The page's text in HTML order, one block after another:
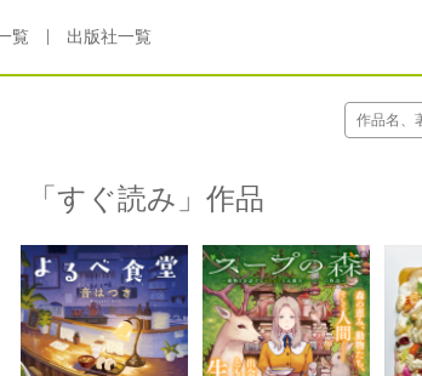
覧 出版社一覧
「すぐ読み」作品